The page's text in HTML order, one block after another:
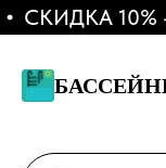
СКИДКА 10% -